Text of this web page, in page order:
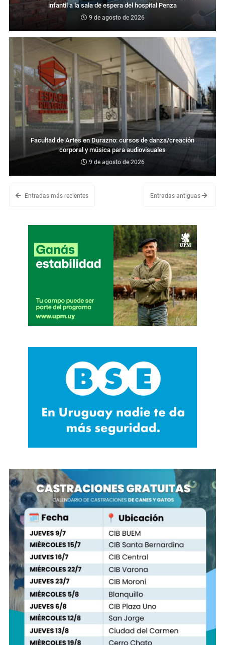
infantil a la sala de espera del hospital Penza
9 de agosto de 2026
Facultad de Artes en Durazno: cursos de danza/creación
corporal y música para audiovisuales
9 de agosto de 2026
Entradas más recientes Entradas antiguas